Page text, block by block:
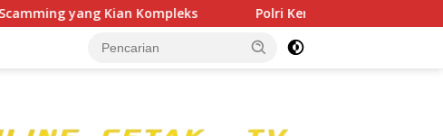
Polri Kerahkan 372 Taruna Akpol Dampingi Siswa di